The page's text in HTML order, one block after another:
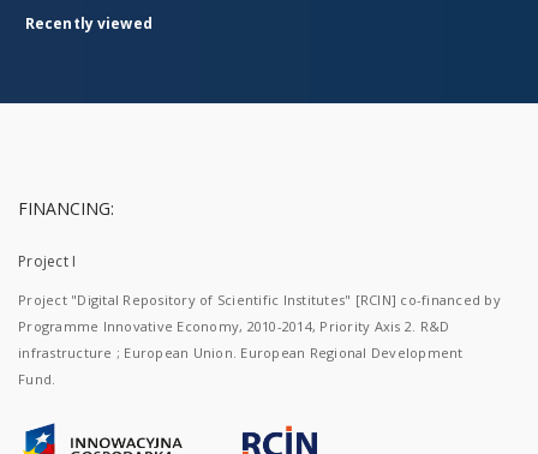
Recently viewed
FINANCING:
Project I
Project "Digital Repository of Scientific Institutes" [RCIN] co-financed by
Programme Innovative Economy, 2010-2014, Priority Axis 2. R&D
infrastructure ; European Union. European Regional Development
Fund.